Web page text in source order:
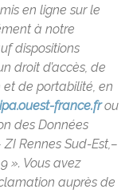
en ligne sur le
à notre
dispositions
droit d’accès, de
et de portabilité, en
france.frou
des Données
Rennes Sud-Est,–
». Vous avez
auprès de